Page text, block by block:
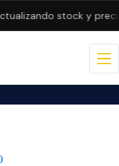
stock y